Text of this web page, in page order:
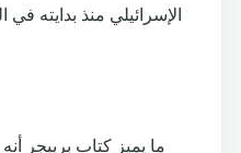
الإسرائيلي منذ بدايته
ما يميز كتاب برييجر